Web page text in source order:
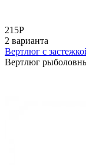
215Р
2 варианта
Вертлюг с
Вертлюг